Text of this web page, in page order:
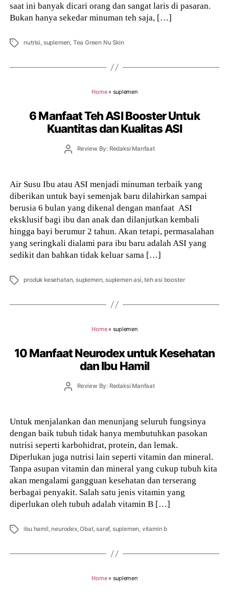
saat ini banyak dicari orang dan sangat laris di pasaran.
Bukan hanya sekedar minuman teh saja, […]
Tags nutrisi, suplemen, Tea Green Nu Skin
Home» suplemen
6 Manfaat Teh ASI Booster Untuk
Kuantitas dan Kualitas ASI
PostReview By: Redaksi Manfaat
Air Susu Ibu atau ASI menjadi minuman terbaik yang
diberikan untuk bayi semenjak baru dilahirkan sampai
berusia 6 bulan yang dikenal dengan manfaat ASI
eksklusif bagi ibu dan anak dan dilanjutkan kembali
hingga bayi berumur 2 tahun. Akan tetapi, permasalahan
yang seringkali dialami para ibu baru adalah ASI yang
sedikit dan bahkan tidak keluar sama […]
Tags produk kesehatan, suplemen, suplemen asi,teh asi booster
Home» suplemen
10 Manfaat Neurodex untuk Kesehatan
dan Ibu Hamil
PostReview By: Redaksi Manfaat
Untuk menjalankan dan menunjang seluruh fungsinya
dengan baik tubuh tidak hanya membutuhkan pasokan
nutrisi seperti karbohidrat, protein, dan lemak.
Diperlukan juga nutrisi lain seperti vitamin dan mineral.
Tanpa asupan vitamin dan mineral yang cukup tubuh kita
akan mengalami gangguan kesehatan dan terserang
berbagai penyakit. Salah satu jenis vitamin yang
diperlukan oleh tubuh adalah vitamin B […]
Tags ibu hamil,neurodex,Obat,saraf, suplemen, vitamin b
Home» suplemen